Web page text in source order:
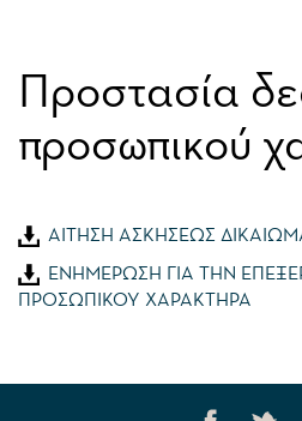
Προστασία
προσωπικού
ΑΙΤΗΣΗ ΑΣΚΗΣΕΩΣ
ΕΝΗΜΕΡΩΣΗ ΓΙΑ ΤΗΝ
ΠΡΟΣΩΠΙΚΟΥ ΧΑΡΑΚΤΗΡΑ